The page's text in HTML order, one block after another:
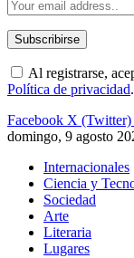
Al registrarse,
Política de privacidad.
Facebook X (Twitter)
domingo, 9 agosto
Internacionales
Ciencia y
Sociedad
Arte
Literaria
Lugares